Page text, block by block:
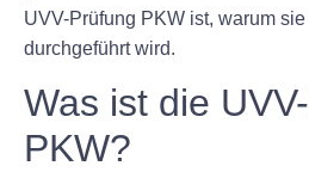
UVV-Prüfung PKW ist, warum
durchgeführt wird.
Was ist die
PKW?